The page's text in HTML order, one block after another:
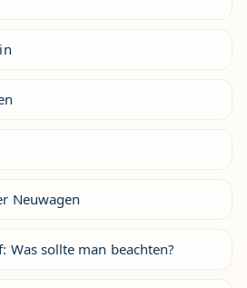
Neuwagen
Was sollte man beachten?